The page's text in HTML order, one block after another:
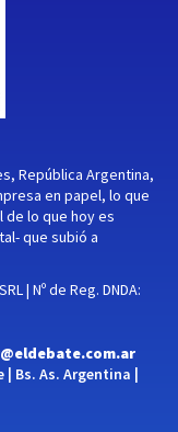
República Argentina,
en papel, lo que
de lo que hoy es
que subió a
| Nº de Reg. DNDA:
Bs. As. Argentina |